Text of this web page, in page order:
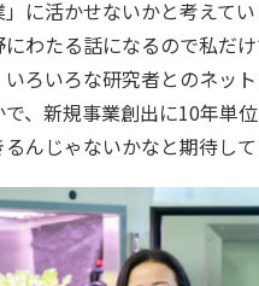
に活かせないかと考えて
わたる話になるので私だ
ろいろな研究者とのネッ
、新規事業創出に10年単
んじゃないかなと期待して